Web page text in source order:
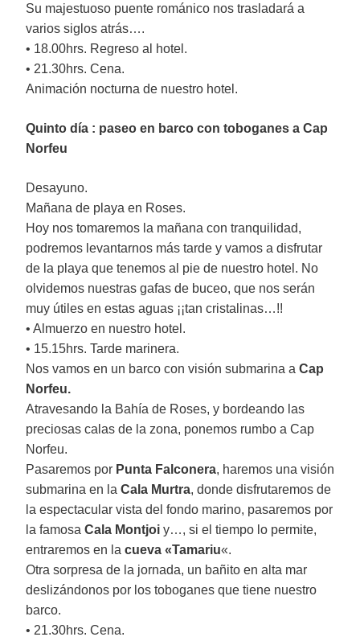
Su majestuoso puente románico nos trasladará a
varios siglos atrás….
• 18.00hrs. Regreso al hotel.
• 21.30hrs. Cena.
Animación nocturna de nuestro hotel.
Quinto día : paseo en barco con toboganes a Cap
Norfeu
Desayuno.
Mañana de playa en Roses.
Hoy nos tomaremos la mañana con tranquilidad,
podremos levantarnos más tarde y vamos a disfrutar
de la playa que tenemos al pie de nuestro hotel. No
olvidemos nuestras gafas de buceo, que nos serán
muy útiles en estas aguas ¡¡tan cristalinas…!!
• Almuerzo en nuestro hotel.
• 15.15hrs. Tarde marinera.
Nos vamos en un barco con visión submarina a Cap
Norfeu.
Atravesando la Bahía de Roses, y bordeando las
preciosas calas de la zona, ponemos rumbo a Cap
Norfeu.
Pasaremos por Punta Falconera, haremos una visión
submarina en la Cala Murtra, donde disfrutaremos de
la espectacular vista del fondo marino, pasaremos por
la famosa Cala Montjoi y…, si el tiempo lo permite,
entraremos en la cueva «Tamariu«.
Otra sorpresa de la jornada, un bañito en alta mar
deslizándonos por los toboganes que tiene nuestro
barco.
• 21.30hrs. Cena.